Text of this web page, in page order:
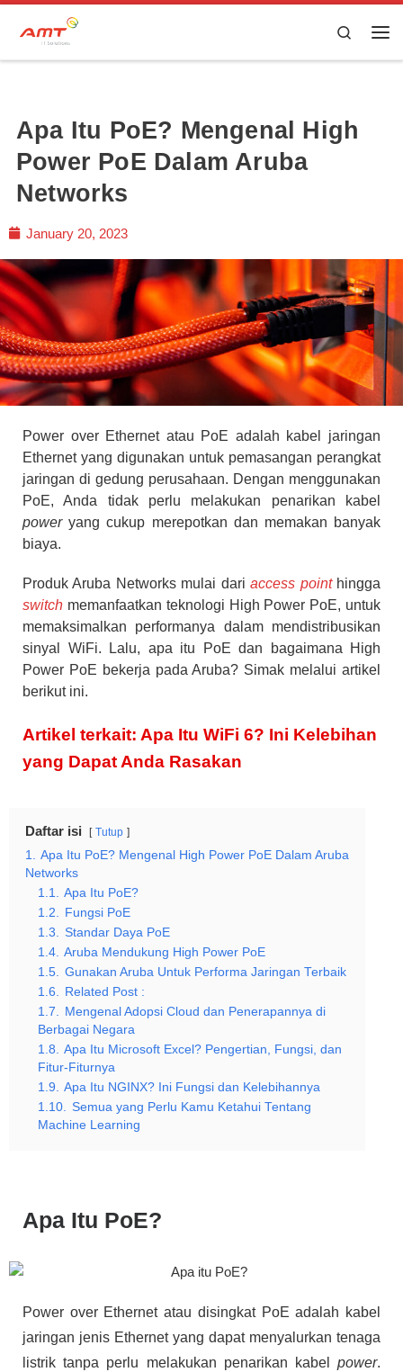
Skip to content Search
Apa Itu PoE? Mengenal High
Power PoE Dalam Aruba
Networks
January 20, 2023
Power over Ethernet atau PoE adalah kabel jaringan
Ethernet yang digunakan untuk pemasangan perangkat
jaringan di gedung perusahaan. Dengan menggunakan
PoE, Anda tidak perlu melakukan penarikan kabel
poweryang cukup merepotkan dan memakan banyak
biaya.
Produk Aruba Networks mulai dariaccess pointhingga
switch memanfaatkan teknologi High Power PoE, untuk
memaksimalkan performanya dalam mendistribusikan
sinyal WiFi. Lalu, apa itu PoE dan bagaimana High
Power PoE bekerja pada Aruba? Simak melalui artikel
berikut ini.
Artikel terkait: Apa Itu WiFi 6? Ini Kelebihan
yang Dapat Anda Rasakan
Daftar isi Tutup
1.
Apa Itu PoE? Mengenal High Power PoE Dalam Aruba
Networks
1.1.
Apa Itu PoE?
1.2.
Fungsi PoE
1.3.
Standar Daya PoE
1.4. Aruba Mendukung High Power PoE
1.5.
Gunakan Aruba Untuk Performa Jaringan Terbaik
1.6.
Related Post :
1.7.
Mengenal Adopsi Cloud dan Penerapannya di
Berbagai Negara
1.8.
Apa Itu Microsoft Excel? Pengertian, Fungsi, dan
Fitur-Fiturnya
1.9.
Apa Itu NGINX? Ini Fungsi dan Kelebihannya
1.10.
Semua yang Perlu Kamu Ketahui Tentang
Machine Learning
Apa Itu PoE?
Power over Ethernet atau disingkat PoE adalah kabel
jaringan jenis Ethernet yang dapat menyalurkan tenaga
listrik tanpa perlu melakukan penarikan kabel power.